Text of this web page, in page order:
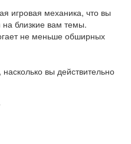
игровая механика, что вы
на близкие вам темы.
не меньше обширных
вы действительно